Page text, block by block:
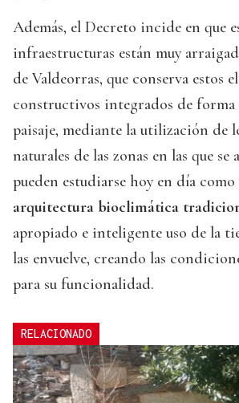
Además, el Decreto incide en que
infraestructuras están muy
de Valdeorras, que conserva estos
constructivos integrados de forma
paisaje, mediante la utilización de
naturales de las zonas en las que se
pueden estudiarse hoy en día
arquitectura bioclimática
apropiado e inteligente uso de la
las envuelve, creando las
para su funcionalidad.
RELACIONADO